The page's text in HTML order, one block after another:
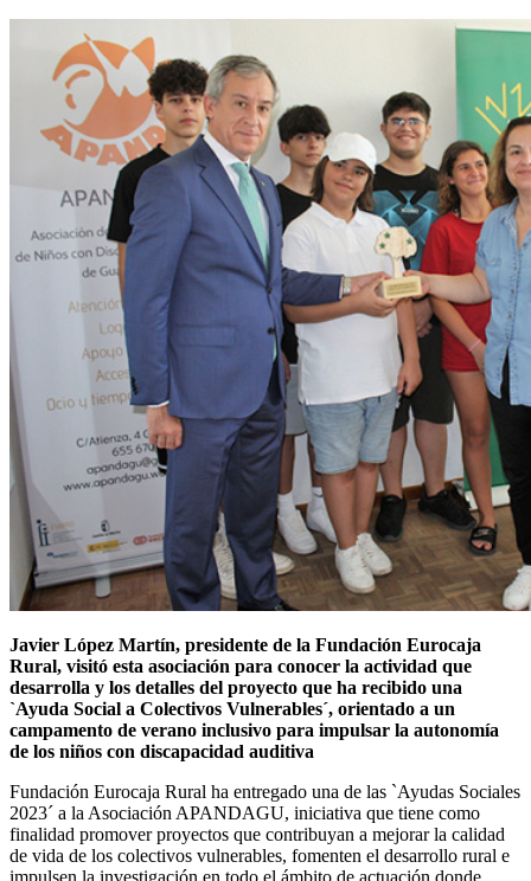
Javier López Martín, presidente de la Fundación Eurocaja
Rural, visitó esta asociación para conocer la actividad que
desarrolla y los detalles del proyecto que ha recibido una
`Ayuda Social a Colectivos Vulnerables´, orientado a un
campamento de verano inclusivo para impulsar la autonomía
de los niños con discapacidad auditiva
Fundación Eurocaja Rural ha entregado una de las `Ayudas Sociales
2023´ a la Asociación APANDAGU, iniciativa que tiene como
finalidad promover proyectos que contribuyan a mejorar la calidad
de vida de los colectivos vulnerables, fomenten el desarrollo rural e
impulsen la investigación en todo el ámbito de actuación donde